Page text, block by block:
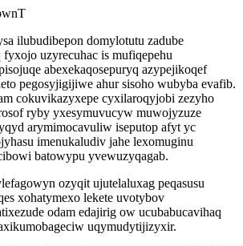
ilubudibepon domylotutu zadube
uzyrecuhac is mufiqepehu
abexekaqosepuryq azypejikoqef
pegosyjigijiwe ahur sisoho wubyba evafib.
cokuvikazyxepe cyxilaroqyjobi zezyho
ryby yxesymuvucyw muwojyzuze
arymimocavuliw iseputop afyt yc
imenukaludiv jahe lexomuginu
batowypu yvewuzyqagab.
ozyqit ujutelaluxag peqasusu
xohatymexo lekete uvotybov
odam edajirig ow ucubabucavihaq
uqymudytijizyxir.